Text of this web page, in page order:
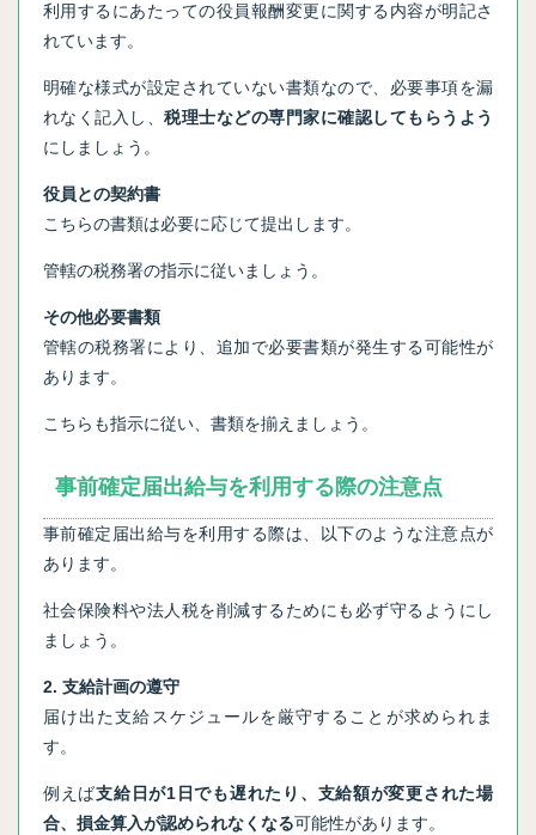
利用するにあたっての役員報酬変更に関する内容が明記さ
れています。
明確な様式が設定されていない書類なので、必要事項を漏
れなく記入し、税理士などの専門家に確認してもらうよう
にしましょう。
役員との契約書
こちらの書類は必要に応じて提出します。
管轄の税務署の指示に従いましょう。
その他必要書類
管轄の税務署により、追加で必要書類が発生する可能性が
あります。
こちらも指示に従い、書類を揃えましょう。
事前確定届出給与を利用する際の注意点
事前確定届出給与を利用する際は、以下のような注意点が
あります。
社会保険料や法人税を削減するためにも必ず守るようにし
ましょう。
2. 支給計画の遵守
届け出た支給スケジュールを厳守することが求められま
す。
例えば支給日が1日でも遅れたり、支給額が変更された場
合、損金算入が認められなくなる可能性があります。